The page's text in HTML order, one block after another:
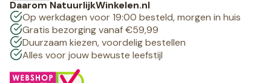
Daarom NatuurlijkWinkelen.nl
Op werkdagen voor 19:00 besteld, morgen in huis
Gratis bezorging vanaf €59,99
Duurzaam kiezen, voordelig bestellen
Alles voor jouw bewuste leefstijl